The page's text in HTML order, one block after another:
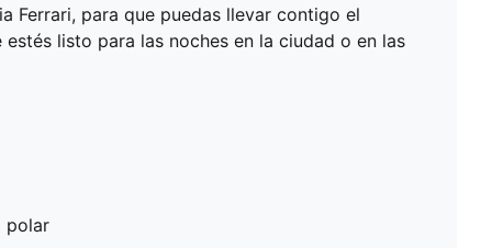
Ferrari, para que puedas llevar contigo el
listo para las noches en la ciudad o en las
polar